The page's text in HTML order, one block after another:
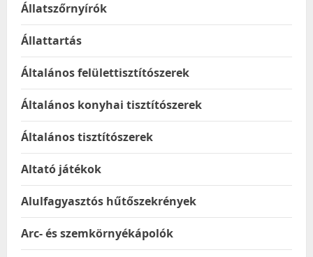
Állatszőrnyírók
Állattartás
Általános felülettisztítószerek
Általános konyhai tisztítószerek
Általános tisztítószerek
Altató játékok
Alulfagyasztós hűtőszekrények
Arc- és szemkörnyékápolók